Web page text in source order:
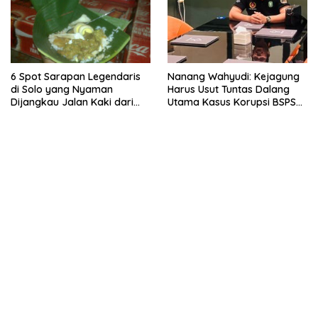
6 Spot Sarapan Legendaris
di Solo yang Nyaman
Dijangkau Jalan Kaki dari
Nanang Wahyudi: Kejagung
Harus Usut Tuntas Dalang
Utama Kasus Korupsi BSPS